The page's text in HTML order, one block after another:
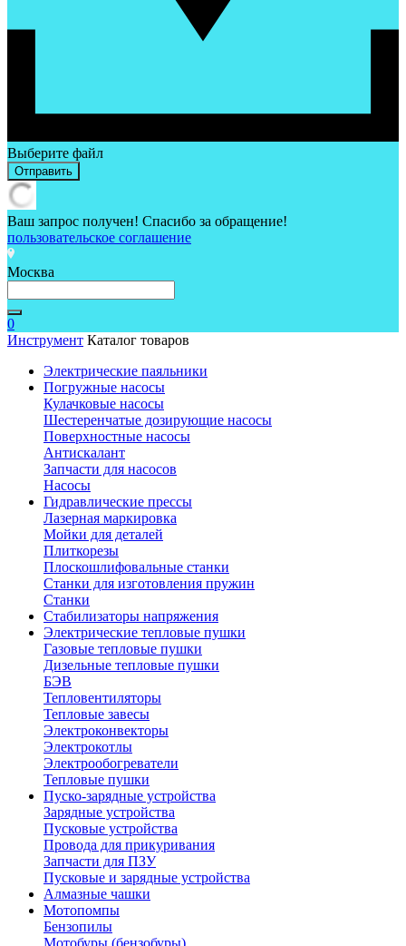
Выберите файл
Отправить
Ваш запрос получен! Спасибо за обращение!
пользовательское соглашение
Москва
0
Инструмент Каталог товаров
Электрические паяльники
Погружные насосы
Кулачковые насосы
Шестеренчатые дозирующие насосы
Поверхностные насосы
Антискалант
Запчасти для насосов
Насосы
Гидравлические прессы
Лазерная маркировка
Мойки для деталей
Плиткорезы
Плоскошлифовальные станки
Станки для изготовления пружин
Станки
Стабилизаторы напряжения
Электрические тепловые пушки
Газовые тепловые пушки
Дизельные тепловые пушки
БЭВ
Тепловентиляторы
Тепловые завесы
Электроконвекторы
Электрокотлы
Электрообогреватели
Тепловые пушки
Пуско-зарядные устройства
Зарядные устройства
Пусковые устройства
Провода для прикуривания
Запчасти для ПЗУ
Пусковые и зарядные устройства
Алмазные чашки
Мотопомпы
Бензопилы
Мотобуры (бензобуры)